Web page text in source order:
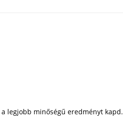
legjobb minőségű eredményt kapd.